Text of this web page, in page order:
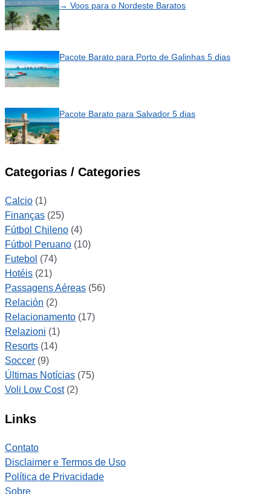
→ Voos para o Nordeste Baratos
Pacote Barato para Porto de Galinhas 5 dias
Pacote Barato para Salvador 5 dias
Categorias / Categories
Calcio (1)
Finanças (25)
Fútbol Chileno (4)
Fútbol Peruano (10)
Futebol (74)
Hotéis (21)
Passagens Aéreas (56)
Relación (2)
Relacionamento (17)
Relazioni (1)
Resorts (14)
Soccer (9)
Últimas Notícias (75)
Voli Low Cost(2)
Links
Contato
Disclaimer e Termos de Uso
Política de Privacidade
Sobre